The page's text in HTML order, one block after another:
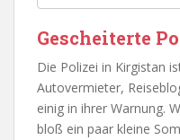
Gescheiterte
Die Polizei in Kirgistan
Autovermieter,
einig in ihrer Warnung.
bloß ein paar kleine